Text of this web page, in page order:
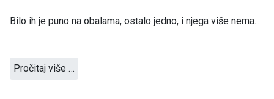
Bilo ih je puno na obalama, ostalo jedno, i njega više nema...
Pročitaj više …